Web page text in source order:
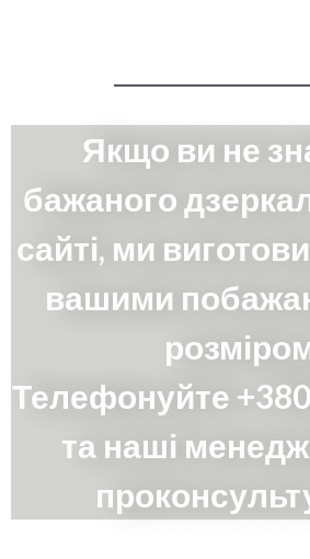
Якщо ви не
бажаного
сайті, ми
вашими
Телефонуйте
та наші